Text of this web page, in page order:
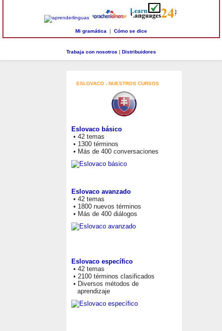
Mi gramática | Cómo se dice
Trabaja con nosotros | Distribuidores
ESLOVACO - NUESTROS CURSOS
Eslovaco básico
• 42 temas
• 1300 términos
• Más de 400 conversaciones
Eslovaco avanzado
• 42 temas
• 1800 nuevos términos
• Más de 400 diálogos
Eslovaco específico
• 42 temas
• 2100 términos clasificados
• Diversos métodos de
aprendizaje